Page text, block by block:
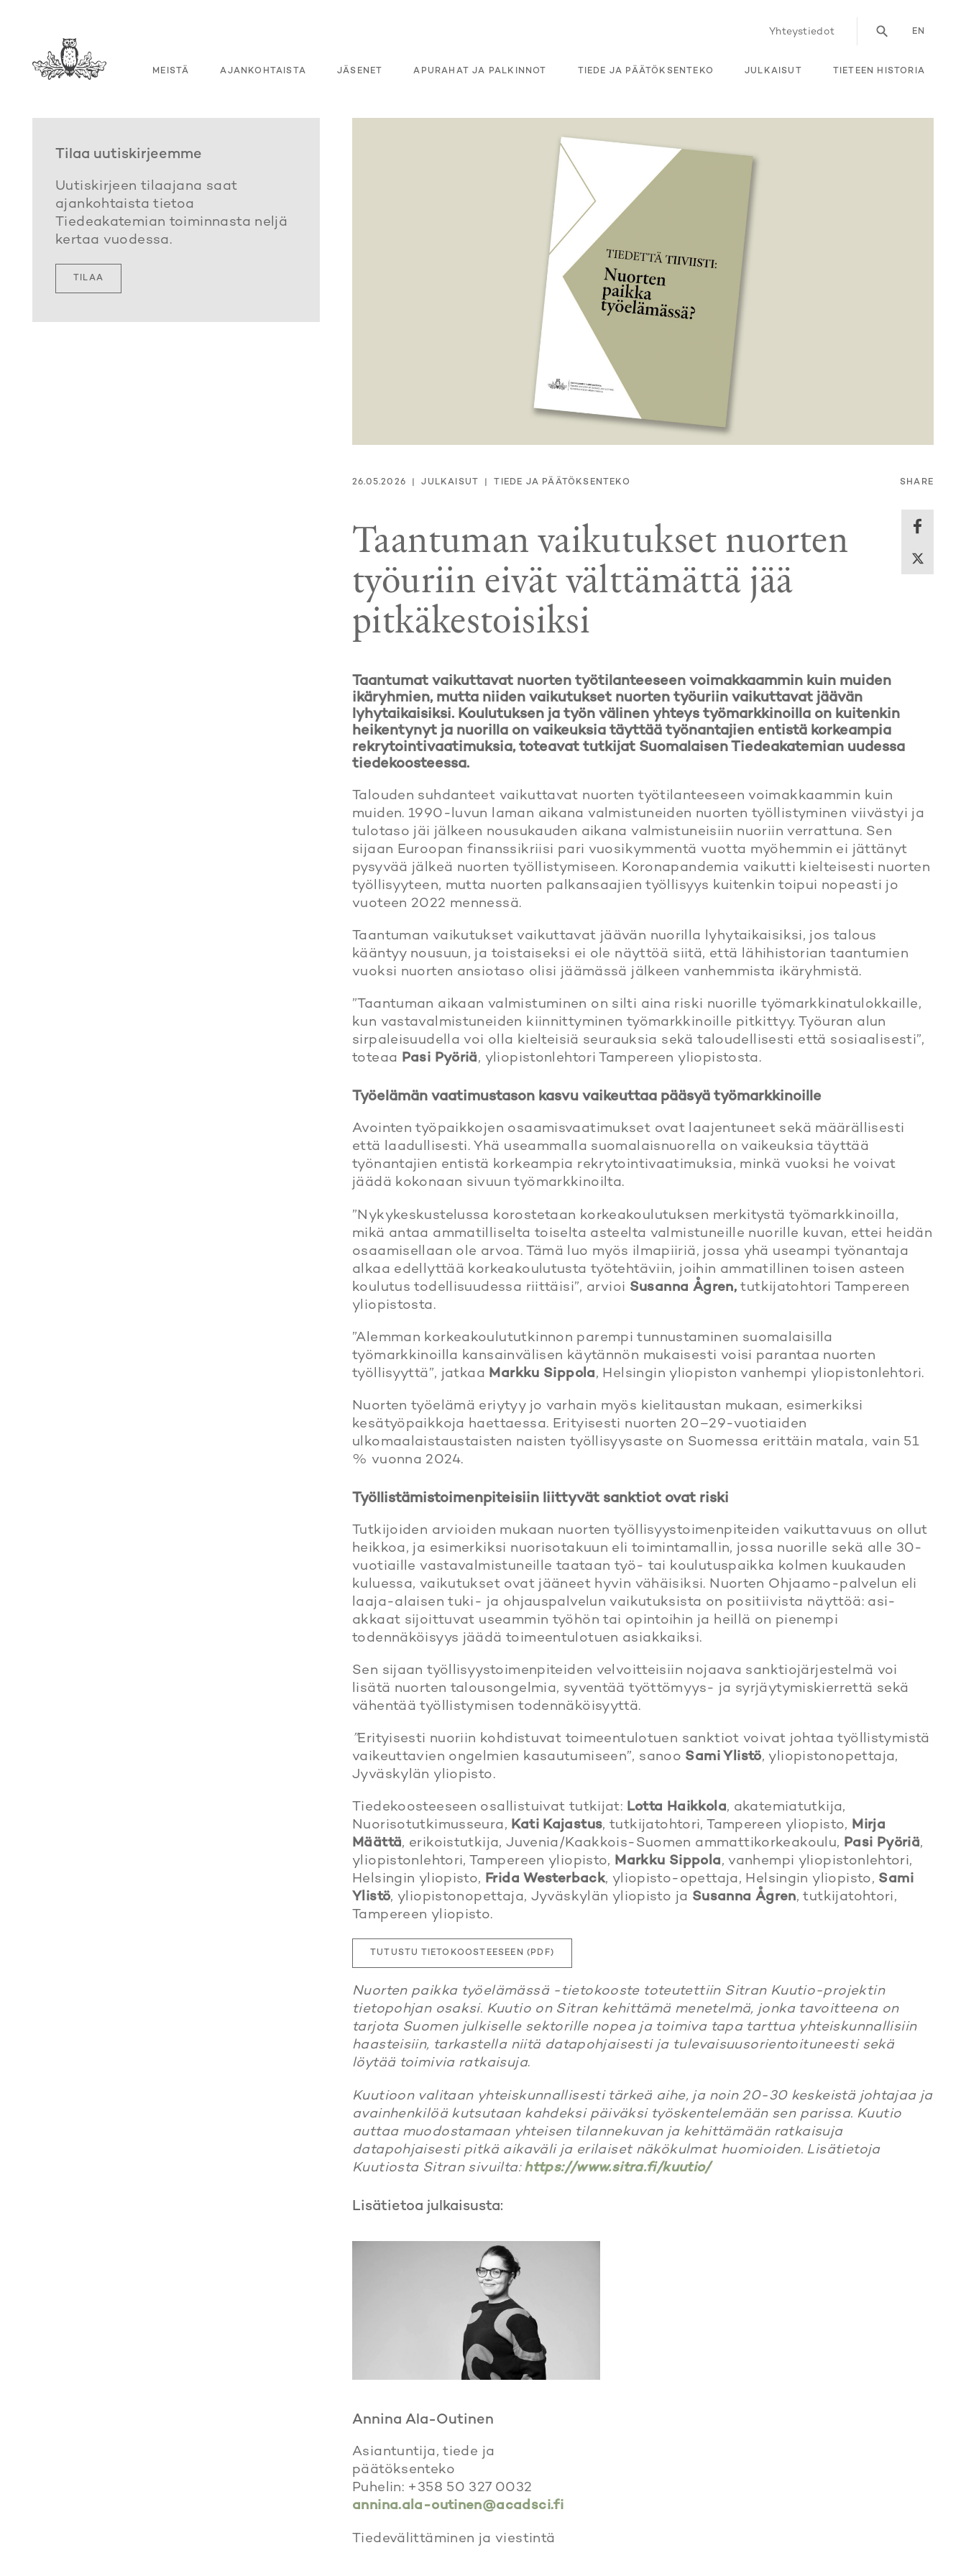
Yhteystiedot EN
MEISTÄ AJANKOHTAISTA JÄSENET APURAHAT JA PALKINNOT TIEDE JA PÄÄTÖKSENTEKO JULKAISUT TIETEEN HISTORIA
Tilaa uutiskirjeemme
Uutiskirjeen tilaajana saat
ajankohtaista tietoa
Tiedeakatemian toiminnasta neljä
kertaa vuodessa.
TILAA
26.05.2026 JULKAISUT TIEDE JA PÄÄTÖKSENTEKO SHARE
Taantuman vaikutukset nuorten
työuriin eivät välttämättä jää
pitkäkestoisiksi
Taantumat vaikuttavat nuorten työtilanteeseen voimakkaammin kuin muiden
ikäryhmien, mutta niiden vaikutukset nuorten työuriin vaikuttavat jäävän
lyhytaikaisiksi. Koulutuksen ja työn välinen yhteys työmarkkinoilla on kuitenkin
heikentynyt ja nuorilla on vaikeuksia täyttää työnantajien entistä korkeampia
rekrytointivaatimuksia, toteavat tutkijat Suomalaisen Tiedeakatemian uudessa
tiedekoosteessa.
Talouden suhdanteet vaikuttavat nuorten työtilanteeseen voimakkaammin kuin
muiden. 1990-luvun laman aikana valmistu­neiden nuorten työllistyminen viivästyi ja
tulotaso jäi jälkeen nousukauden aikana valmistuneisiin nuoriin verrattuna. Sen
sijaan Euroopan finanssikriisi pari vuo­sikymmentä vuotta myöhemmin ei jättänyt
pysyvää jälkeä nuorten työllistymiseen. Koronapandemia vai­kutti kielteisesti nuorten
työllisyyteen, mutta nuorten palkansaajien työllisyys kuitenkin toipui no­peasti jo
vuoteen 2022 mennessä.
Taantuman vaikutukset vaikuttavat jäävän nuorilla lyhytaikaisiksi, jos talous
kääntyy nousuun, ja toistaiseksi ei ole näyttöä siitä, että lähihistorian taantumien
vuoksi nuorten ansiotaso oli­si jäämässä jälkeen vanhemmista ikäryhmistä.
”Taantuman aikaan valmistuminen on silti aina riski nuorille työmarkkinatulokkaille,
kun vastaval­mistuneiden kiinnittyminen työmarkkinoille pitkittyy. Työuran alun
sirpaleisuudella voi olla kielteisiä seurauksia sekä taloudellisesti että sosiaalisesti”,
toteaa Pasi Pyöriä, yliopistonlehtori Tampereen yliopistosta.
Työelämän vaatimustason kasvu vaikeuttaa pääsyä työmarkkinoille
Avointen työpaikkojen osaamisvaati­mukset ovat laajentuneet sekä määrällisesti
että laadullisesti. Yhä useammalla suomalaisnuorella on vaikeuksia täyttää
työnantajien entistä korkeampia rekrytointi­vaatimuksia, minkä vuoksi he voivat
jäädä kokonaan sivuun työmarkkinoilta.
”Nykykeskustelussa korostetaan korkeakoulutuksen merkitystä työmarkkinoilla,
mikä antaa ammatilliselta toiselta asteelta valmistuneille nuorille kuvan, ettei heidän
osaamisellaan ole arvoa. Tämä luo myös ilmapiiriä, jossa yhä useampi työnantaja
alkaa edellyttää korkeakoulutusta työtehtäviin, joihin ammatillinen toisen asteen
koulutus todellisuudessa riittäisi”, arvioi Susanna Ågren, tutkijatohtori Tampereen
yliopistosta.
”Alemman korkeakoulututkinnon parempi tunnustaminen suomalaisilla
työmarkkinoilla kansainvälisen käytännön mukaisesti voisi parantaa nuorten
työllisyyttä”, jatkaa Markku Sippola, Helsingin yliopiston vanhempi yliopistonlehtori.
Nuorten työelämä eriytyy jo varhain myös kielitaustan mukaan, esimerkiksi
kesätyöpaikkoja haettaessa. Erityisesti nuorten 20–29-vuotiaiden
ulkomaalaistaustaisten naisten työllisyysaste on Suomessa erittäin matala, vain 51
% vuonna 2024.
Työllistämistoimenpiteisiin liittyvät sanktiot ovat riski
Tutkijoiden arvioiden mukaan nuorten työllisyystoimenpiteiden vaikuttavuus on ollut
heikkoa, ja esimerkiksi nuorisotakuun eli toimintamallin, jossa nuorille sekä alle 30-
vuotiaille vastavalmistuneille taataan työ- tai koulutuspaikka kolmen kuukauden
kuluessa, vaikutukset ovat jääneet hyvin vähäisiksi. Nuorten Ohjaamo-palvelun eli
laaja-alaisen tuki- ja ohjauspalvelun vaikutuksista on positiivista näyttöä: asi­
akkaat sijoittuvat useammin työhön tai opintoihin ja heillä on pienempi
todennäköisyys jäädä toimeentulotuen asiakkaiksi.
Sen sijaan työllisyystoimenpiteiden velvoitteisiin nojaava sanktiojärjestelmä voi
lisätä nuorten talousongelmia, syventää työttömyys- ja syrjäytymiskierrettä sekä
vähentää työllistymisen todennäköisyyttä.
”Erityisesti nuoriin kohdistuvat toimeentulotuen sanktiot voivat johtaa työllistymistä
vaikeuttavien ongelmien kasautumiseen”, sanoo Sami Ylistö, yliopistonopettaja,
Jyväskylän yliopisto.
Tiedekoosteeseen osallistuivat tutkijat: Lotta Haikkola, akatemiatutkija,
Nuorisotutkimusseura, Kati Kajastus, tutkijatohtori, Tampereen yliopisto, Mirja
Määttä, erikoistutkija, Juvenia/Kaakkois-Suomen ammattikorkeakoulu, Pasi Pyöriä,
yliopistonlehtori, Tampereen yliopisto, Markku Sippola, vanhempi yliopistonlehtori,
Helsingin yliopisto, Frida Westerback, yliopisto-opettaja, Helsingin yliopisto, Sami
Ylistö, yliopistonopettaja, Jyväskylän yliopisto ja Susanna Ågren, tutkijatohtori,
Tampereen yliopisto.
TUTUSTU TIETOKOOSTEESEEN (PDF)
Nuorten paikka työelämässä -tietokooste toteutettiin Sitran Kuutio-projektin
tietopohjan osaksi. Kuutio on Sitran kehittämä menetelmä, jonka tavoitteena on
tarjota Suomen julkiselle sektorille nopea ja toimiva tapa tarttua yhteiskunnallisiin
haasteisiin, tarkastella niitä datapohjaisesti ja tulevaisuusorientoituneesti sekä
löytää toimivia ratkaisuja.
Kuutioon valitaan yhteiskunnallisesti tärkeä aihe, ja noin 20-30 keskeistä johtajaa ja
avainhenkilöä kutsutaan kahdeksi päiväksi työskentelemään sen parissa. Kuutio
auttaa muodostamaan yhteisen tilannekuvan ja kehittämään ratkaisuja
datapohjaisesti pitkä aikaväli ja erilaiset näkökulmat huomioiden. Lisätietoja
Kuutiosta Sitran sivuilta:https://www.sitra.fi/kuutio/
Lisätietoa julkaisusta:
Annina Ala-Outinen
Asiantuntija, tiede ja
päätöksenteko
Puhelin: +358 50 327 0032
annina.ala-outinen@acadsci.fi
Tiedevälittäminen ja viestintä